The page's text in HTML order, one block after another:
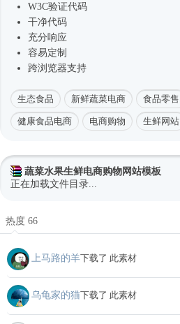
W3C验证代码
干净代码
充分响应
容易定制
跨浏览器支持
生态食品 新鲜蔬菜电商 食品零售
健康食品电商 电商购物 生鲜网站
蔬菜水果生鲜电商购物网站模板
正在加载文件目录...
热度 66
上马路的羊下载了 此素材
乌龟家的猫下载了 此素材